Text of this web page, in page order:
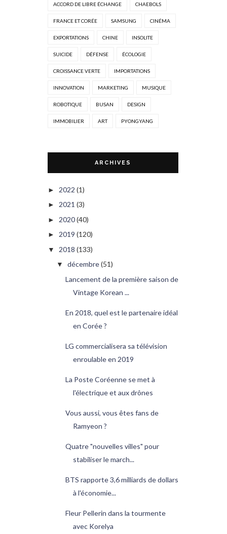
ACCORD DE LIBRE ÉCHANGE CHAEBOLS
FRANCE ET CORÉE SAMSUNG CINÉMA
EXPORTATIONS CHINE INSOLITE
SUICIDE DÉFENSE ÉCOLOGIE
CROISSANCE VERTE IMPORTATIONS
INNOVATION MARKETING MUSIQUE
ROBOTIQUE BUSAN DESIGN
IMMOBILIER ART PYONGYANG
ARCHIVES
► 2022 (1)
► 2021 (3)
► 2020(40)
► 2019 (120)
▼ 2018 (133)
▼ décembre(51)
Lancement de la première saison de
Vintage Korean ...
En 2018, quel est le partenaire idéal
en Corée ?
LG commercialisera sa télévision
enroulable en 2019
La Poste Coréenne se met à
l'électrique et aux drônes
Vous aussi, vous êtes fans de
Ramyeon ?
Quatre "nouvelles villes" pour
stabiliser le march...
BTS rapporte 3,6 milliards de dollars
à l'économie...
Fleur Pellerin dans la tourmente
avec Korelya